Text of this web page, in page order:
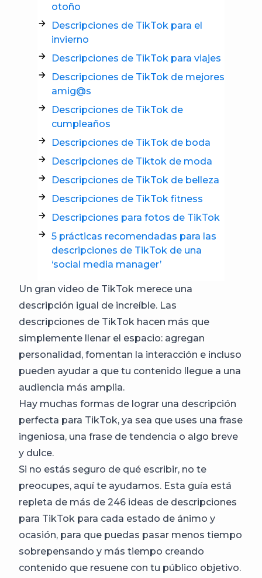
otoño
Descripciones de TikTok para el
invierno
Descripciones de TikTok para viajes
Descripciones de TikTok de mejores
amig@s
Descripciones de TikTok de
cumpleaños
Descripciones de TikTok de boda
Descripciones de Tiktok de moda
Descripciones de TikTok de belleza
Descripciones de TikTok fitness
Descripciones para fotos de TikTok
5 prácticas recomendadas para las
descripciones de TikTok de una
‘social media manager’
Un gran video de TikTok merece una
descripción igual de increíble. Las
descripciones de TikTok hacen más que
simplemente llenar el espacio: agregan
personalidad, fomentan la interacción e incluso
pueden ayudar a que tu contenido llegue a una
audiencia más amplia.
Hay muchas formas de lograr una descripción
perfecta para TikTok, ya sea que uses una frase
ingeniosa, una frase de tendencia o algo breve
y dulce.
Si no estás seguro de qué escribir, no te
preocupes, aquí te ayudamos. Esta guía está
repleta de más de 246 ideas de descripciones
para TikTok para cada estado de ánimo y
ocasión, para que puedas pasar menos tiempo
sobrepensando y más tiempo creando
contenido que resuene con tu público objetivo.